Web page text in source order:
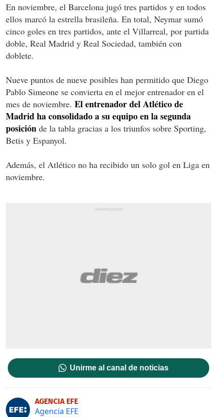
En noviembre, el Barcelona jugó tres partidos y en todos
ellos marcó la estrella brasileña. En total, Neymar sumó
cinco goles en tres partidos, ante el Villarreal, por partida
doble, Real Madrid y Real Sociedad, también con
doblete.
Nueve puntos de nueve posibles han permitido que Diego
Pablo Simeone se convierta en el mejor entrenador en el
mes de noviembre. El entrenador del Atlético de
Madrid ha consolidado a su equipo en la segunda
posición de la tabla gracias a los triunfos sobre Sporting,
Betis y Espanyol.
Además, el Atlético no ha recibido un solo gol en Liga en
noviembre.
Unirme al canal de noticias
AGENCIA EFE
Agencia EFE